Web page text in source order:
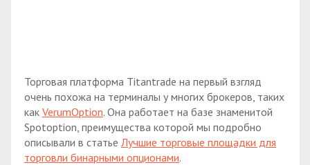
Торговая платформа Titantrade на первый взгляд
очень похожа на терминалы у многих брокеров, таких
как VerumOption. Она работает на базе знаменитой
Spotoption, преимущества которой мы подробно
описывали в статье Лучшие торговые площадки для
торговли бинарными опционами.